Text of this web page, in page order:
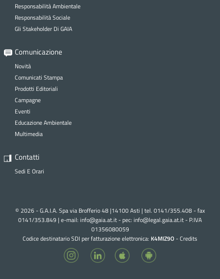
Responsabilità Ambientale
Responsabilità Sociale
Gli Stakeholder Di GAIA
Comunicazione
Novità
Comunicati Stampa
Prodotti Editoriali
Campagne
Eventi
Educazione Ambientale
Multimedia
Contatti
Sedi E Orari
© 2026 - G.A.I.A. Spa via Brofferio 48 |14100 Asti | tel. 0141/355.408 - fax
0141/353.849 | e-mail: info@gaia.at.it - pec: info@legal.gaia.at.it- P.IVA
01356080059
Codice destinatario SDI per fatturazione elettronica: K4MIZ9O-Credits